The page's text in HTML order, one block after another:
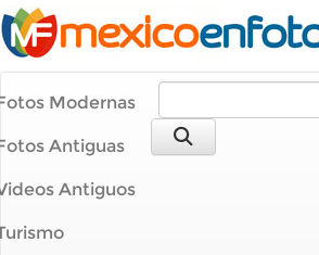
Modernas
Antiguas
Antiguos